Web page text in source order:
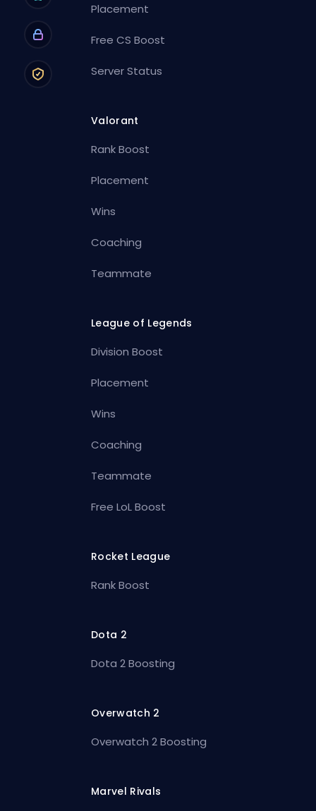
Placement
Free CS Boost
Server Status
Valorant
Rank Boost
Placement
Wins
Coaching
Teammate
League of Legends
Division Boost
Placement
Wins
Coaching
Teammate
Free LoL Boost
Rocket League
Rank Boost
Dota 2
Dota 2 Boosting
Overwatch 2
Overwatch 2 Boosting
Marvel Rivals